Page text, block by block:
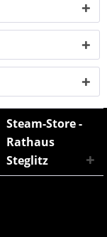
Steam-Store -
Rathaus
Steglitz